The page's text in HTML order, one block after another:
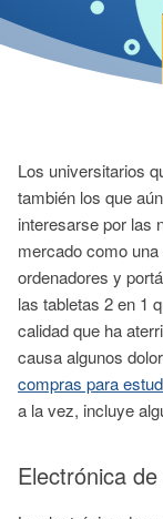
Los universitarios
también los que
interesarse por las
mercado como
ordenadores y
las tabletas 2 en 1
calidad que ha
causa algunos
compras para
a la vez, incluye
Electrónica